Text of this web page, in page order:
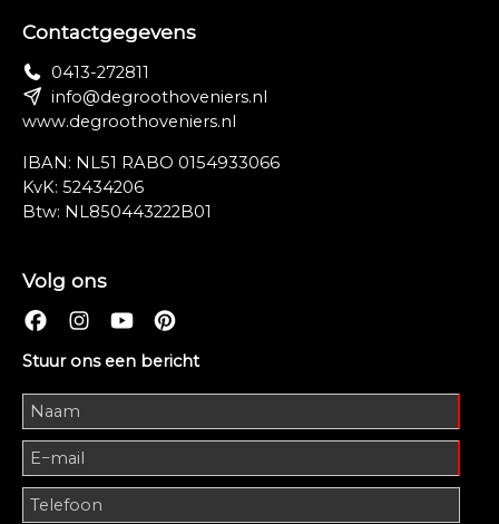
Contactgegevens
0413-272811
info@degroothoveniers.nl
www.degroothoveniers.nl
IBAN: NL51 RABO 0154933066
KvK: 52434206
Btw: NL850443222B01
Volg ons
Stuur ons een bericht